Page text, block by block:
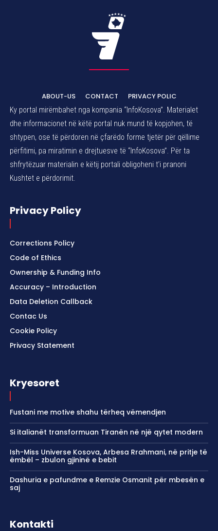
ABOUT-US CONTACT
PRIVACY POLIC
Ky portal mirëmbahet nga kompania “InfoKosova”. Materialet
dhe informacionet në këtë portal nuk mund të kopjohen, të
shtypen, ose të përdoren në çfarëdo forme tjetër për qëllime
përfitimi, pa miratimin e drejtuesve të “InfoKosova”. Për ta
shfrytëzuar materialin e këtij portali obligoheni t’i pranoni
Kushtet e përdorimit.
Privacy Policy
Corrections Policy
Code of Ethics
Ownership & Funding Info
Accuracy – Introduction
Data Deletion Callback
Contac Us
Cookie Policy
Privacy Statement
Kryesoret
Fustani me motive shahu tërheq vëmendjen
Si italianët transformuan Tiranën në një qytet modern
Ish-Miss Universe Kosova, Arbesa Rrahmani, në pritje të
ëmbël – zbulon gjininë e bebit
Dashuria e pafundme e Remzie Osmanit për mbesën e
saj
Kontakti